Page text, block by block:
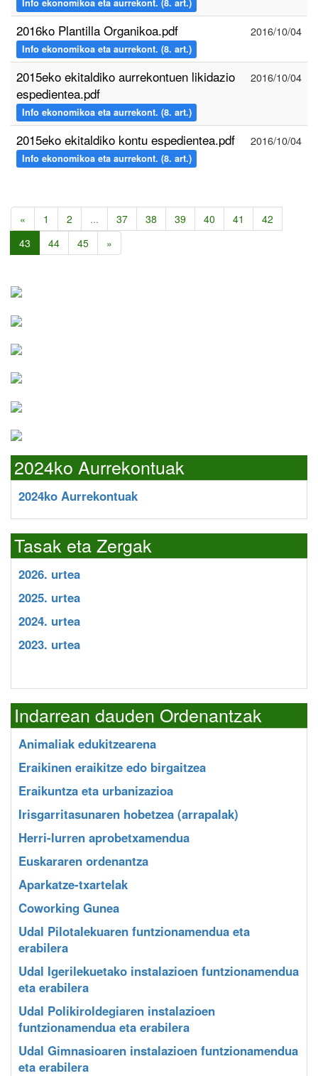
Info ekonomikoa eta aurrekont. (8. art.)
2016ko Plantilla Organikoa.pdf
Info ekonomikoa eta aurrekont. (8. art.)
2016/10/04
2015eko ekitaldiko aurrekontuen likidazio
espedientea.pdf
Info ekonomikoa eta aurrekont. (8. art.)
2016/10/04
2015eko ekitaldiko kontu espedientea.pdf
Info ekonomikoa eta aurrekont. (8. art.)
2016/10/04
« 1 2 ... 37 38 39 40 41
42
43
44 45 »
2024ko Aurrekontuak
2024ko Aurrekontuak
Tasak eta Zergak
2026. urtea
2025. urtea
2024. urtea
2023. urtea
Indarrean dauden Ordenantzak
Animaliak edukitzearena
Eraikinen eraikitze edo birgaitzea
Eraikuntza eta urbanizazioa
Irisgarritasunaren hobetzea (arrapalak)
Herri-lurren aprobetxamendua
Euskararen ordenantza
Aparkatze-txartelak
Coworking Gunea
Udal Pilotalekuaren funtzionamendua eta
erabilera
Udal Igerilekuetako instalazioen funtzionamendua
eta erabilera
Udal Polikiroldegiaren instalazioen
funtzionamendua eta erabilera
Udal Gimnasioaren instalazioen funtzionamendua
eta erabilera